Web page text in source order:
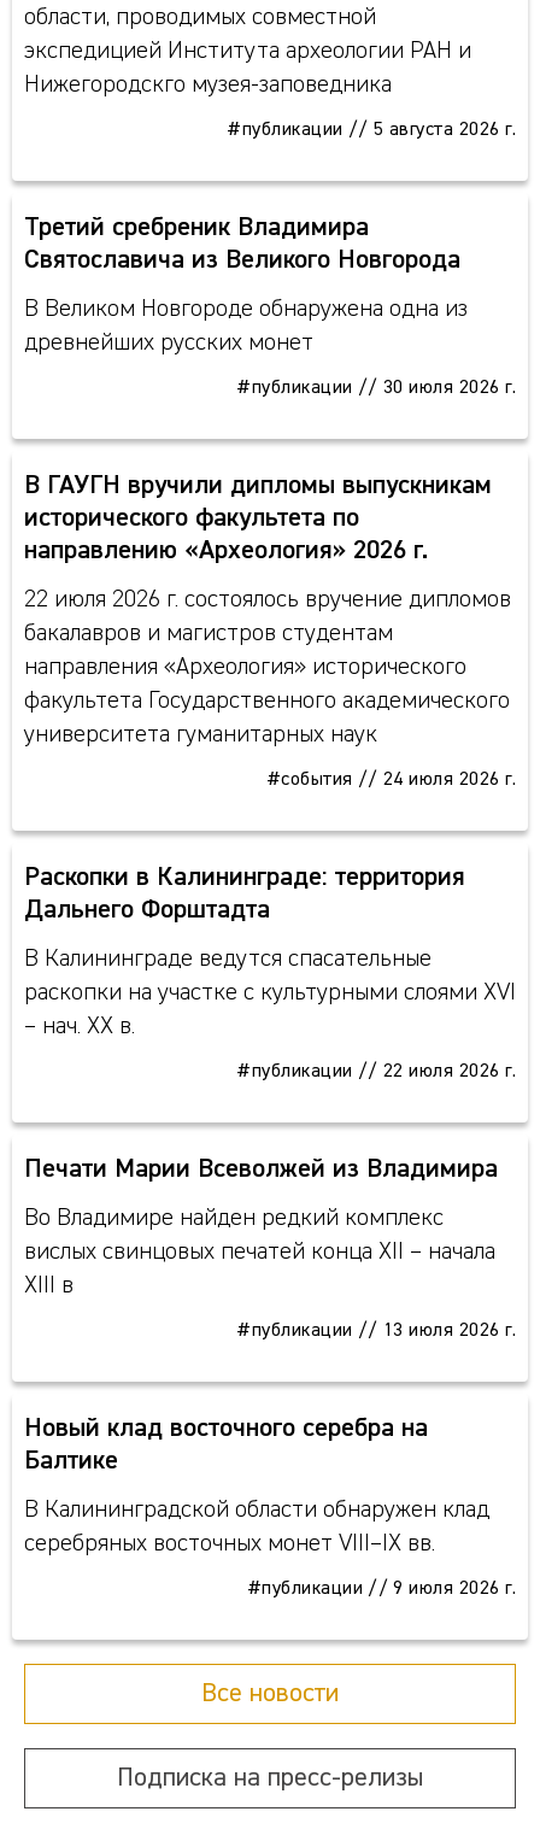
области, проводимых совместной
экспедицией Института археологии РАН и
Нижегородскго музея-заповедника
#публикации // 5 августа 2026 г.
Третий сребреник Владимира
Святославича из Великого Новгорода
В Великом Новгороде обнаружена одна из
древнейших русских монет
#публикации // 30 июля 2026 г.
В ГАУГН вручили дипломы выпускникам
исторического факультета по
направлению «Археология» 2026 г.
22 июля 2026 г. состоялось вручение дипломов
бакалавров и магистров студентам
направления «Археология» исторического
факультета Государственного академического
университета гуманитарных наук
#события // 24 июля 2026 г.
Раскопки в Калининграде: территория
Дальнего Форштадта
В Калининграде ведутся спасательные
раскопки на участке с культурными слоями XVI
– нач. XX в.
#публикации // 22 июля 2026 г.
Печати Марии Всеволжей из Владимира
Во Владимире найден редкий комплекс
вислых свинцовых печатей конца XII – начала
XIII в
#публикации // 13 июля 2026 г.
Новый клад восточного серебра на
Балтике
В Калининградской области обнаружен клад
серебряных восточных монет VIII–IX вв.
#публикации // 9 июля 2026 г.
Все новости
Подписка на пресс-релизы